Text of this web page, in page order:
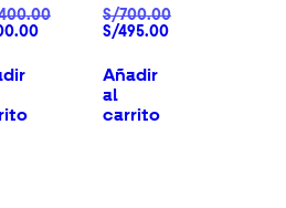
S/700.00
S/495.00
Añadir
al
carrito